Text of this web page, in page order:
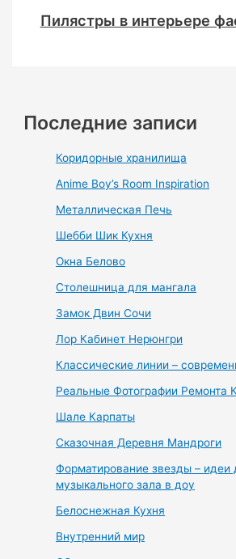
Пилястры в интерьере
Последние записи
Коридорные хранилища
Anime Boy’s Room Inspiration
Металлическая Печь
Шебби Шик Кухня
Окна Белово
Столешница для мангала
Замок Двин Сочи
Лор Кабинет Нерюнгри
Классические линии –
Реальные Фотографии Ремонта
Шале Карпаты
Сказочная Деревня Мандроги
Форматирование звезды – идеи
музыкального зала в доу
Белоснежная Кухня
Внутренний мир